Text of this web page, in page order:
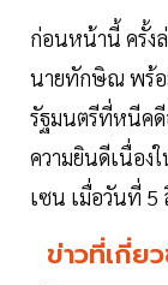
ก่อนหน้านี้ ครั้ง
นายทักษิณ พร้อ
รัฐมนตรีที่หนีคดี
ความยินดีเนื่อง
เซน เมื่อวันที่ 5
ข่าวที่เกี่ย